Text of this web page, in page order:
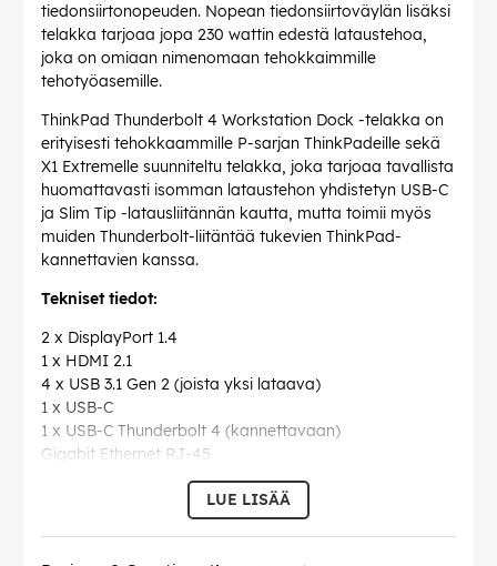
tiedonsiirtonopeuden. Nopean tiedonsiirtoväylän lisäksi
telakka tarjoaa jopa 230 wattin edestä lataustehoa,
joka on omiaan nimenomaan tehokkaimmille
tehotyöasemille.
ThinkPad Thunderbolt 4 Workstation Dock -telakka on
erityisesti tehokkaammille P-sarjan ThinkPadeille sekä
X1 Extremelle suunniteltu telakka, joka tarjoaa tavallista
huomattavasti isomman lataustehon yhdistetyn USB-C
ja Slim Tip -latausliitännän kautta, mutta toimii myös
muiden Thunderbolt-liitäntää tukevien ThinkPad-
kannettavien kanssa.
Tekniset tiedot:
2 x DisplayPort 1.4
1 x HDMI 2.1
4 x USB 3.1 Gen 2 (joista yksi lataava)
1 x USB-C
1 x USB-C Thunderbolt 4 (kannettavaan)
Gigabit Ethernet RJ-45
3,5 mm Audio-komboliitäntä
2 x Kensington-lukkoliitäntä
Tukee PXE-boottausta
LUE LISÄÄ